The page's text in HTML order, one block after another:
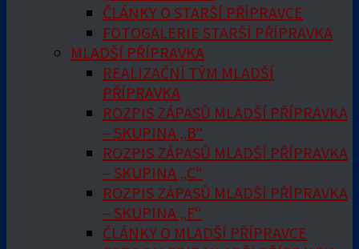
ČLÁNKY O STARŠÍ PŘÍPRAVCE
FOTOGALERIE STARŠÍ PŘÍPRAVKA
MLADŠÍ PŘÍPRAVKA
REALIZAČNÍ TÝM MLADŠÍ
PŘÍPRAVKA
ROZPIS ZÁPASŮ MLADŠÍ PŘÍPRAVKA
– SKUPINA „B“
ROZPIS ZÁPASŮ MLADŠÍ PŘÍPRAVKA
– SKUPINA „C“
ROZPIS ZÁPASŮ MLADŠÍ PŘÍPRAVKA
– SKUPINA „F“
ČLÁNKY O MLADŠÍ PŘÍPRAVCE